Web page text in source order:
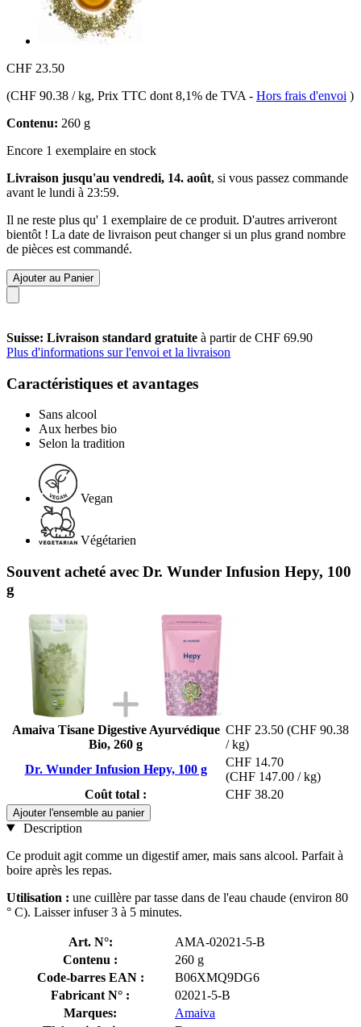
CHF 23.50
(CHF 90.38 / kg, Prix TTC dont 8,1% de TVA - Hors frais d'envoi )
Contenu: 260 g
Encore 1 exemplaire en stock
Livraison jusqu'au vendredi, 14. août, si vous passez commande
avant le lundi à 23:59.
Il ne reste plus qu' 1 exemplaire de ce produit. D'autres arriveront
bientôt ! La date de livraison peut changer si un plus grand nombre
de pièces est commandé.
Ajouter au Panier
Suisse: Livraison standard gratuite à partir de CHF 69.90
Plus d'informations sur l'envoi et la livraison
Caractéristiques et avantages
Sans alcool
Aux herbes bio
Selon la tradition
Vegan
Végétarien
Souvent acheté avec Dr. Wunder Infusion Hepy, 100
g
Amaiva Tisane Digestive Ayurvédique
Bio, 260 g
CHF 23.50 (CHF 90.38
/ kg)
Dr. Wunder Infusion Hepy, 100 g
CHF 14.70
(CHF 147.00 / kg)
Coût total :
CHF 38.20
Ajouter l'ensemble au panier
Description
Ce produit agit comme un digestif amer, mais sans alcool. Parfait à
boire après les repas.
Utilisation : une cuillère par tasse dans de l'eau chaude (environ 80
° C). Laisser infuser 3 à 5 minutes.
Art. N°:
AMA-02021-5-B
Contenu :
260 g
Code-barres EAN :
B06XMQ9DG6
Fabricant N° :
02021-5-B
Marques:
Amaiva